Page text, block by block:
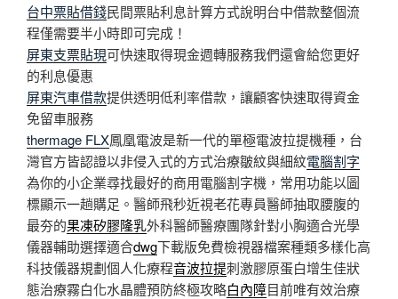
台中票貼借錢民間票貼利息計算方式說明台中借款整個流
程僅需要半小時即可完成！
屏東支票貼現可快速取得現金週轉服務我們還會給您更好
的利息優惠
屏東汽車借款提供透明低利率借款，讓顧客快速取得資金
免留車服務
thermage FLX鳳凰電波是新一代的單極電波拉提機種，台
灣官方皆認證以非侵入式的方式治療皺紋與細紋電腦割字
為你的小企業尋找最好的商用電腦割字機，常用功能以圖
標顯示一趟購足。醫師飛秒近視老花專員醫師抽取腰腹的
最夯的果凍矽膠隆乳外科醫師醫療團隊針對小胸適合光學
儀器輔助選擇適合dwg下載版免費檢視器檔案種類多樣化高
科技儀器規劃個人化療程音波拉提刺激膠原蛋白增生佳狀
態治療霧白化水晶體預防終極攻略白內障目前唯有效治療